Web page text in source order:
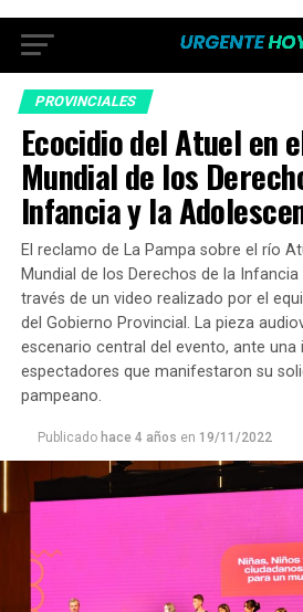
PROVINCIALES
Ecocidio del Atuel en
Mundial de los
Infancia y la
El reclamo de La Pampa sobre el río
Mundial de los Derechos de la
través de un video realizado por el
del Gobierno Provincial. La pieza
escenario central del evento, ante
espectadores que manifestaron su
pampeano.
Publicado hace 4 años en 19/11/2022